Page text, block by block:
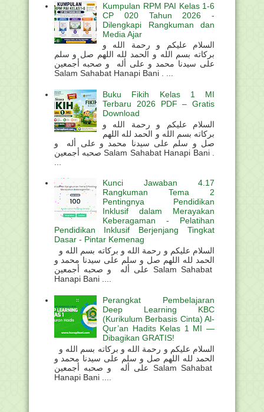
Kumpulan RPM PAI Kelas 1-6
CP 020 Tahun 2026 -
Dilengkapi Rangkuman dan
Media Ajar
السلام عليكم و رحمة الله و
بركاته بسم الله و الحمد لله اللهم صل و سلم
على سيدنا محمد و على أله و صحبه أجمعين
Salam Sahabat Hanapi Bani . ...
Buku Fikih Kelas 1 MI
Terbaru 2026 PDF – Gratis
Download
السلام عليكم و رحمة الله و
بركاته بسم الله و الحمد لله اللهم
صل و سلم على سيدنا محمد و على أله و
صحبه أجمعين Salam Sahabat Hanapi Bani .
Kunci Jawaban 4.17
Rangkuman Tema 2
Pentingnya Pendidikan
Inklusif dalam Merayakan
Keberagaman - Pelatihan
Pendidikan Inklusif Berjenjang Tingkat
Dasar - Pintar Kemenag
الحمد لله اللهم صل و سلم على سيدنا محمد و
على أله و صحبه أجمعين Salam Sahabat
Hanapi Bani ....
Perangkat Pembelajaran
Deep Learning KBC
(Kurikulum Berbasis Cinta) Al-
Qur’an Hadits Kelas 1 MI —
Dibagikan GRATIS!
الحمد لله اللهم صل و سلم على سيدنا محمد و
على أله و صحبه أجمعين Salam Sahabat
Hanapi Bani ....